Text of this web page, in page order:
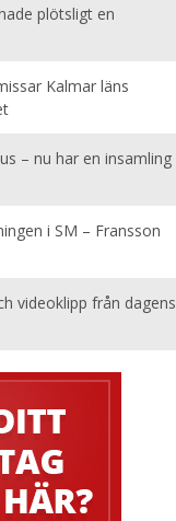
plötsligt en
Kalmar läns
– nu har en insamling
i SM – Fransson
videoklipp från dagens